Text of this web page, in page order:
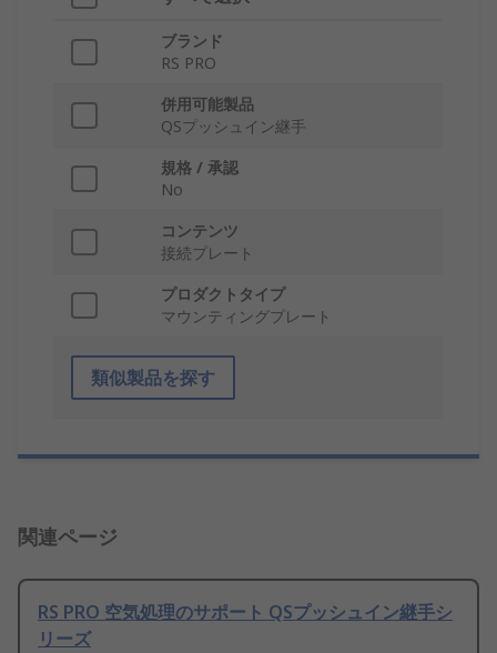
ブランド
RS PRO
併用可能製品
QSプッシュイン継手
規格 / 承認
No
コンテンツ
接続プレート
プロダクトタイプ
マウンティングプレート
類似製品を探す
関連ページ
RS PRO 空気処理のサポート QSプッシュイン継手シ
リーズ